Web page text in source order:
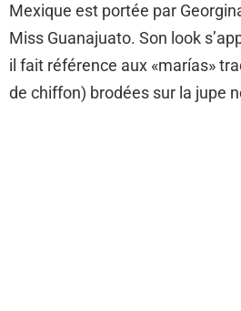
Mexique est portée par
Miss Guanajuato. Son look
il fait référence aux «marías»
de chiffon) brodées sur la jupe